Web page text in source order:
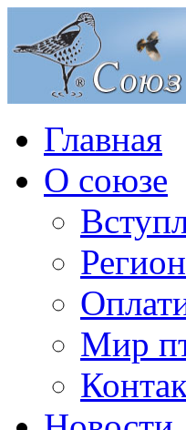
Главная
О союзе
Мир